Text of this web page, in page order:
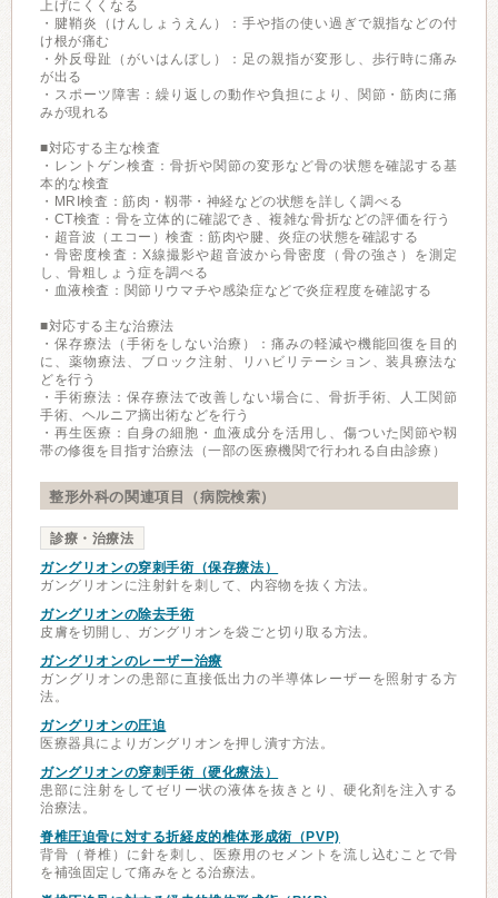
上げにくくなる
・腱鞘炎（けんしょうえん）：手や指の使い過ぎで親指などの付
け根が痛む
・外反母趾（がいはんぼし）：足の親指が変形し、歩行時に痛み
が出る
・スポーツ障害：繰り返しの動作や負担により、関節・筋肉に痛
みが現れる
■対応する主な検査
・レントゲン検査：骨折や関節の変形など骨の状態を確認する基
本的な検査
・MRI検査：筋肉・靱帯・神経などの状態を詳しく調べる
・CT検査：骨を立体的に確認でき、複雑な骨折などの評価を行う
・超音波（エコー）検査：筋肉や腱、炎症の状態を確認する
・骨密度検査：X線撮影や超音波から骨密度（骨の強さ）を測定
し、骨粗しょう症を調べる
・血液検査：関節リウマチや感染症などで炎症程度を確認する
■対応する主な治療法
・保存療法（手術をしない治療）：痛みの軽減や機能回復を目的
に、薬物療法、ブロック注射、リハビリテーション、装具療法な
どを行う
・手術療法：保存療法で改善しない場合に、骨折手術、人工関節
手術、ヘルニア摘出術などを行う
・再生医療：自身の細胞・血液成分を活用し、傷ついた関節や靱
帯の修復を目指す治療法（一部の医療機関で行われる自由診療）
整形外科の関連項目（病院検索）
診療・治療法
ガングリオンの穿刺手術（保存療法）
ガングリオンに注射針を刺して、内容物を抜く方法。
ガングリオンの除去手術
皮膚を切開し、ガングリオンを袋ごと切り取る方法。
ガングリオンのレーザー治療
ガングリオンの患部に直接低出力の半導体レーザーを照射する方
法。
ガングリオンの圧迫
医療器具によりガングリオンを押し潰す方法。
ガングリオンの穿刺手術（硬化療法）
患部に注射をしてゼリー状の液体を抜きとり、硬化剤を注入する
治療法。
脊椎圧迫骨に対する折経皮的椎体形成術（PVP)
背骨（脊椎）に針を刺し、医療用のセメントを流し込むことで骨
を補強固定して痛みをとる治療法。